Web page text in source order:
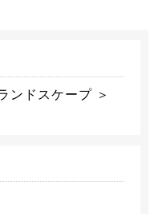
ンドスケープ ＞